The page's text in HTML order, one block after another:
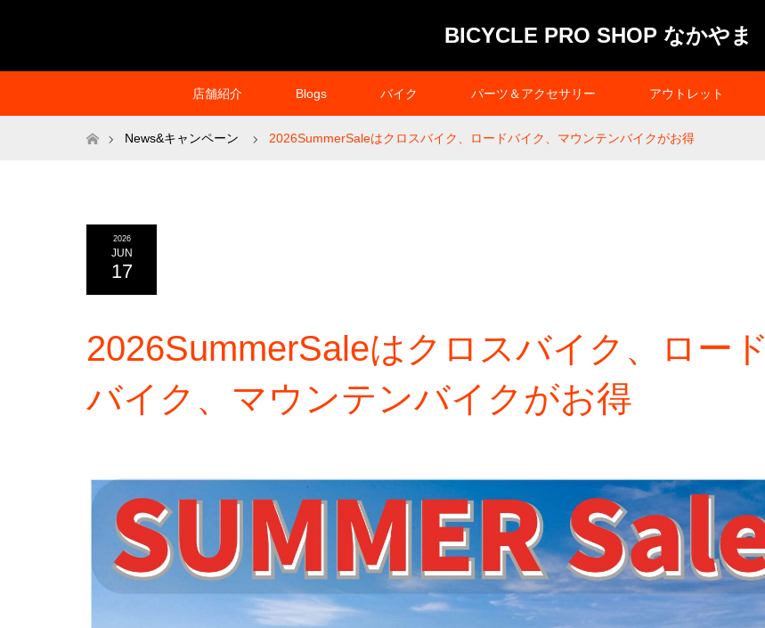
BICYCLE PRO SHOP なかやま
店舗紹介 Blogs バイク パーツ＆アクセサリー アウトレット
ホームNews&キャンペーン 2026SummerSaleはクロスバイク、ロードバイク、マウンテンバイクがお得
2026
JUN
17
2026SummerSaleはクロスバイク、ロード
バイク、マウンテンバイクがお得